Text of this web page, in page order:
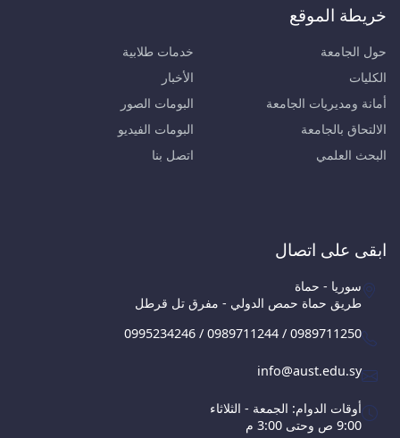
خريطة الموقع
حول الجامعة
الكليات
أمانة ومديريات الجامعة
الالتحاق بالجامعة
البحث العلمي
خدمات طلابية
الأخبار
البومات الصور
البومات الفيديو
اتصل بنا
ابقى على اتصال
سوريا - حماة
طريق حماة حمص الدولي - مفرق تل قرطل
0995234246 / 0989711244 / 0989711250
info@aust.edu.sy
أوقات الدوام: الجمعة - الثلاثاء
9:00 ص وحتى 3:00 م